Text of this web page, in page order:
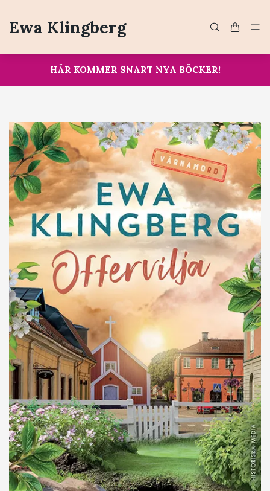
Ewa Klingberg
HÄR KOMMER SNART NYA BÖCKER!